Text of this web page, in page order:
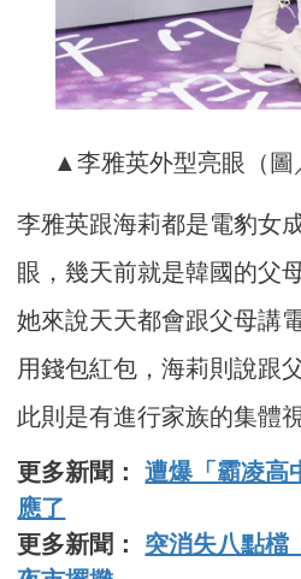
▲李雅英外型亮眼（圖
李雅英跟海莉都是電豹女
眼，幾天前就是韓國的父
她來說天天都會跟父母講
用錢包紅包，海莉則說跟
此則是有進行家族的集體
更多新聞：遭爆「霸凌
應了
更多新聞： 突消失八點